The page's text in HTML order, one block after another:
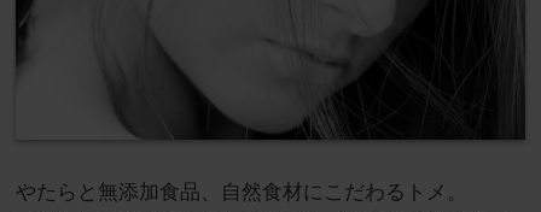
やたらと無添加食品、自然食材にこだわるトメ。